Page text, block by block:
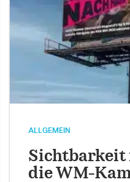
ALLGEMEIN
Sichtbarkeit
die WM-